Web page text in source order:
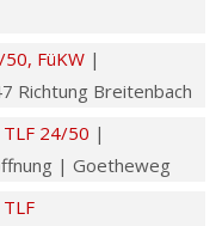
50, FüKW |
Richtung Breitenbach
TLF 24/50 |
| Goetheweg
TLF